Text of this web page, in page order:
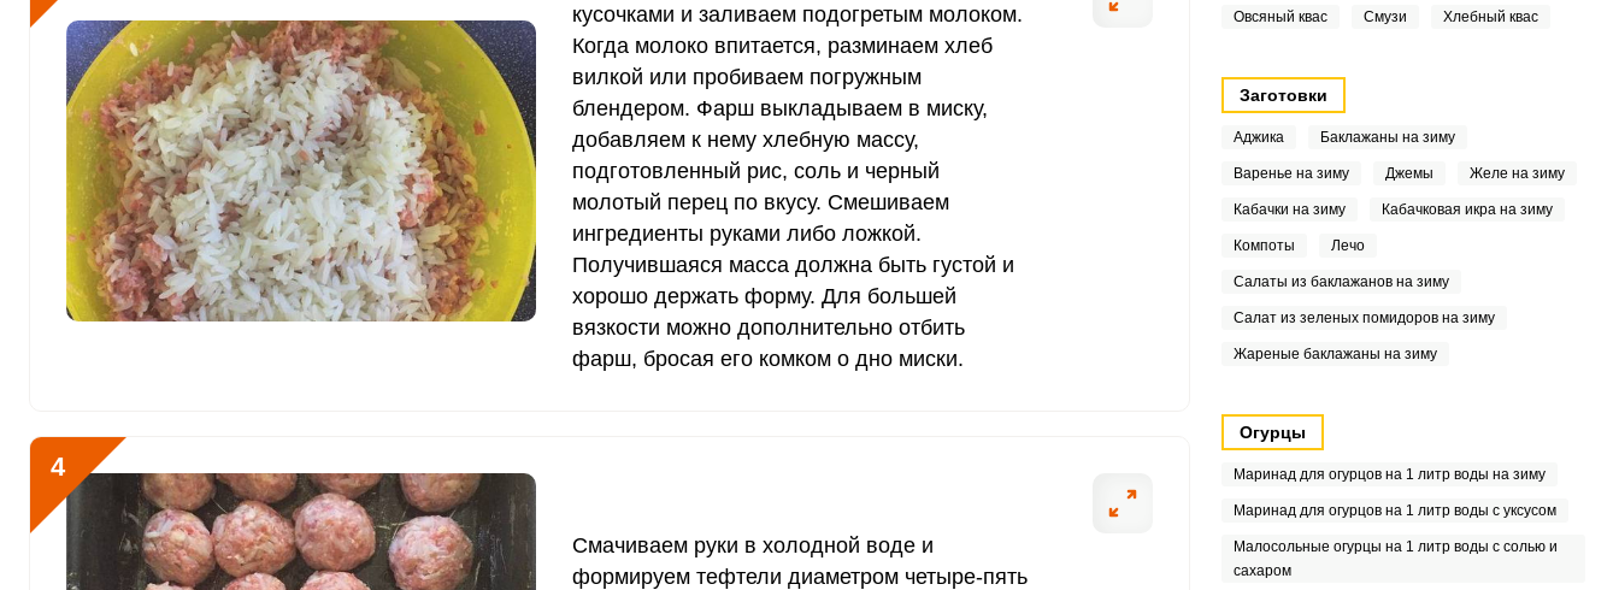
Йод 68 мкг 150 мкг 3.3
Кобальт 88.5 мкг 64.1
Литий 0 70 мкг 0
Марганец 2.4 мкг 2 мкг 8.6
Медь 1940.9 мкг 1000 мкг
Никель 2.7 мкг 200 мкг 0.1
200 мкг 0
Фтор
Хром 1.7 мкг
5.9 мг 12 мг 3.5
кусочками и заливаем подогретым молоком.
Когда молоко впитается, разминаем хлеб
вилкой или пробиваем погружным
блендером. Фарш выкладываем в миску,
добавляем к нему хлебную массу,
подготовленный рис, соль и черный
молотый перец по вкусу. Смешиваем
ингредиенты руками либо ложкой.
Получившаяся масса должна быть густой и
хорошо держать форму. Для большей
вязкости можно дополнительно отбить
фарш, бросая его комком о дно миски.
4
Смачиваем руки в холодной воде и
формируем тефтели диаметром четыре-пять
Овсяный квас Смузи Хлебный квас
Заготовки
Аджика Баклажаны на зиму
Варенье на зиму Джемы Желе на зиму
Кабачки на зиму Кабачковая икра на зиму
Компоты Лечо
Салаты из баклажанов на зиму
Салат из зеленых помидоров на зиму
Жареные баклажаны на зиму
Огурцы
Маринад для огурцов на 1 литр воды на зиму
Маринад для огурцов на 1 литр воды с уксусом
Малосольные огурцы на 1 литр воды с солью и
сахаром